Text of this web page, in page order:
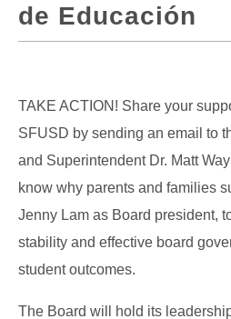
de Educación
TAKE ACTION! Share your
SFUSD by sending an email to
and Superintendent Dr. Matt
know why parents and families
Jenny Lam as Board president,
stability and effective board
student outcomes.
The Board will hold its